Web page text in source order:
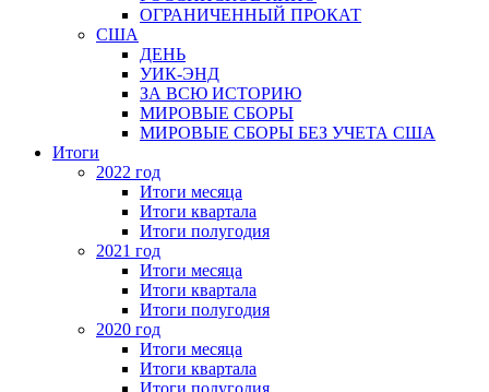
ОГРАНИЧЕННЫЙ ПРОКАТ
США
ДЕНЬ
УИК-ЭНД
ЗА ВСЮ ИСТОРИЮ
МИРОВЫЕ СБОРЫ
МИРОВЫЕ СБОРЫ БЕЗ УЧЕТА США
Итоги
2022 год
Итоги месяца
Итоги квартала
Итоги полугодия
2021 год
Итоги месяца
Итоги квартала
Итоги полугодия
2020 год
Итоги месяца
Итоги квартала
Итоги полугодия